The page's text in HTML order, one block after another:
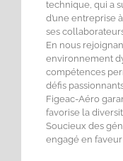
technique, qui a
d’une entreprise
ses
En nous
environnement
compétences
défis
Figeac-Aéro
favorise la
Soucieux des
engagé en faveur